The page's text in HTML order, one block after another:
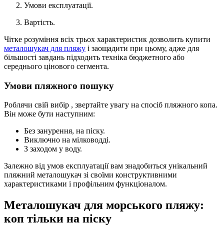
Умови експлуатації.
Вартість.
Чітке розуміння всіх трьох характеристик дозволить купити
металошукач для пляжу і заощадити при цьому, адже для
більшості завдань підходить техніка бюджетного або
середнього цінового сегмента.
Умови пляжного пошуку
Роблячи свій вибір , звертайте увагу на спосіб пляжного копа.
Він може бути наступним:
Без занурення, на піску.
Виключно на мілководді.
З заходом у воду.
Залежно від умов експлуатації вам знадобиться унікальний
пляжний металошукач зі своїми конструктивними
характеристиками і профільним функціоналом.
Металошукач для морського пляжу:
коп тільки на піску